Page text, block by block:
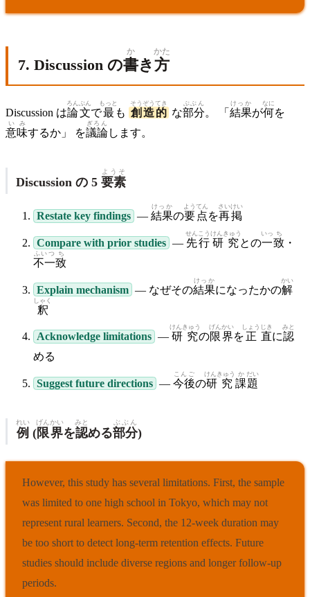
7. Discussion の書
か
き方
かた
Discussion は論文
ろんぶん
で最
もっと
も 創造
そうぞう
的
てき
な部分
ぶぶん
。 「 結果
けっか
が何
なに
を
意味
いみ
するか」 を議論
ぎろん
します。
Discussion の 5 要素
ようそ
Restate key findings — 結果
けっか
の要点
ようてん
を再
さい
掲
けい
Compare with prior studies — 先
せん
行
こう
研究
けんきゅう
との一
いっ
致
ち
・
不一
ふいつ
致
ち
Explain mechanism — なぜその結果
けっか
になったかの解
かい
釈
しゃく
Acknowledge limitations — 研究
けんきゅう
の限
げん
界
かい
を 正
しょう
直
じき
に認
みと
める
Suggest future directions — 今後
こんご
の研究
けんきゅう
課
か
題
だい
例
れい
(限界
げんかい
を認
みと
める部分
ぶぶん
)
However, this study has several limitations. First, the sample
was limited to one high school in Tokyo, which may not
represent rural learners. Second, the 12-week duration may
be too short to detect long-term retention effects. Future
studies should include diverse regions and longer follow-up
periods.